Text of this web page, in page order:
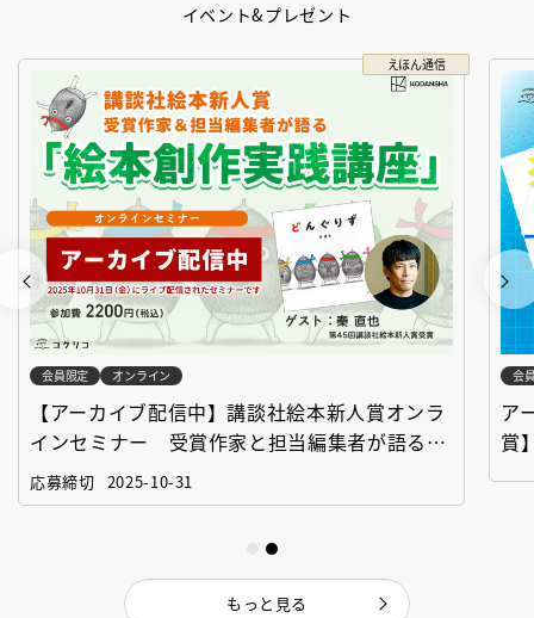
イベント&プレゼント
えほん通信
会員限定 オンライン
【アーカイブ配信中】講談社絵本新人賞オンラ
インセミナー 受賞作家と担当編集者が語る
「絵本創作実践講座」
応募締切 2025-10-31
会
ア
賞
もっと見る